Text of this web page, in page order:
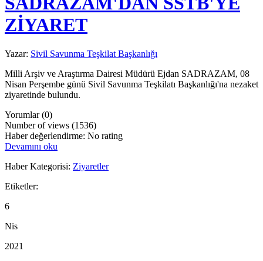
ZİYARET
Yazar: Sivil Savunma Teşkilat Başkanlığı
Milli Arşiv ve Araştırma Dairesi Müdürü Ejdan SADRAZAM, 08
Nisan Perşembe günü Sivil Savunma Teşkilatı Başkanlığı'na nezaket
ziyaretinde bulundu.
Yorumlar (0)
Number of views (1536)
Haber değerlendirme: No rating
Devamını oku
Haber Kategorisi: Ziyaretler
Etiketler:
6
Nis
2021